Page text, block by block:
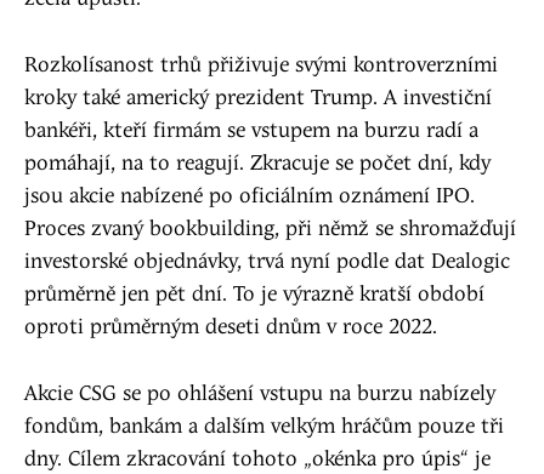
Rozkolísanost trhů přiživuje svými kontroverzními
kroky také americký prezident Trump. A investiční
bankéři, kteří firmám se vstupem na burzu radí a
pomáhají, na to reagují. Zkracuje se počet dní, kdy
jsou akcie nabízené po oficiálním oznámení IPO.
Proces zvaný bookbuilding, při němž se shromažďují
investorské objednávky, trvá nyní podle dat Dealogic
průměrně jen pět dní. To je výrazně kratší období
oproti průměrným deseti dnům v roce 2022.
Akcie CSG se po ohlášení vstupu na burzu nabízely
fondům, bankám a dalším velkým hráčům pouze tři
dny. Cílem zkracování tohoto „okénka pro úpis“ je